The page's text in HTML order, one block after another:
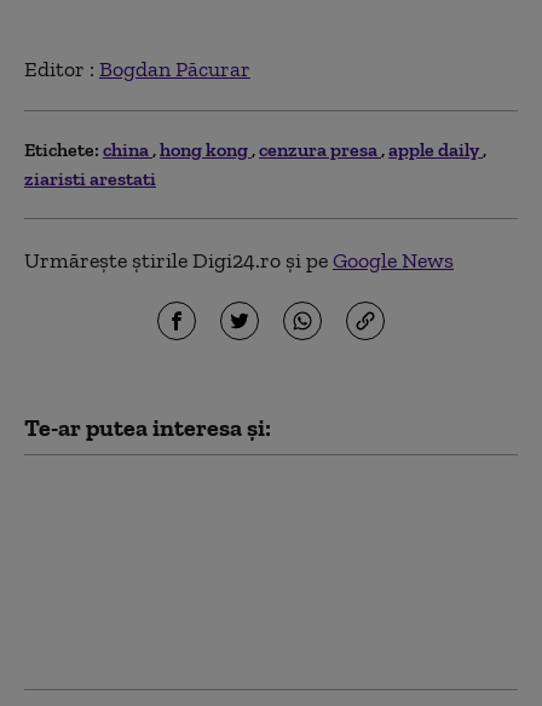
Editor : Bogdan Păcurar
Etichete: china hong kong cenzura presa apple daily
ziaristi arestati
Urmărește știrile Digi24.ro și peGoogle News
Te-ar putea interesa și: